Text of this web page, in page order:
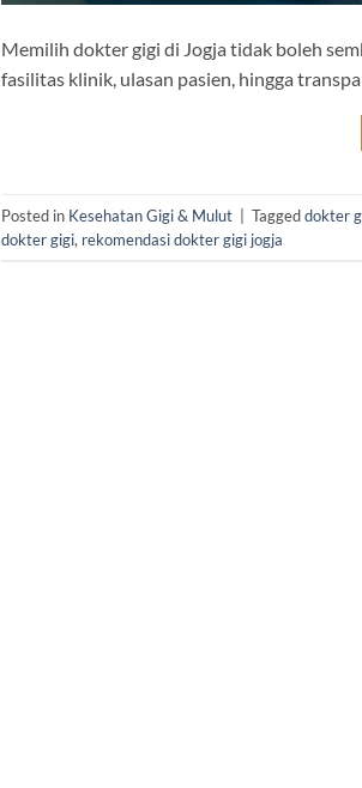
Memilih dokter gigi di Jogja tidak boleh
fasilitas klinik, ulasan pasien, hingga
Posted in Kesehatan Gigi & Mulut | Taggeddokter
dokter gigi, rekomendasi dokter gigi jogja